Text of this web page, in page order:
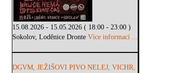
15.08.2026 - 15.05.2026 ( 18:00 - 23:00 )
Sokolov, Loděnice DronteVíce informací ...
DGVM, JEŽIŠOVI PIVO NELEJ, VICHR,